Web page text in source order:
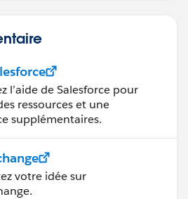
l’aide de Salesforce pour
ressources et une
supplémentaires.
votre idée sur